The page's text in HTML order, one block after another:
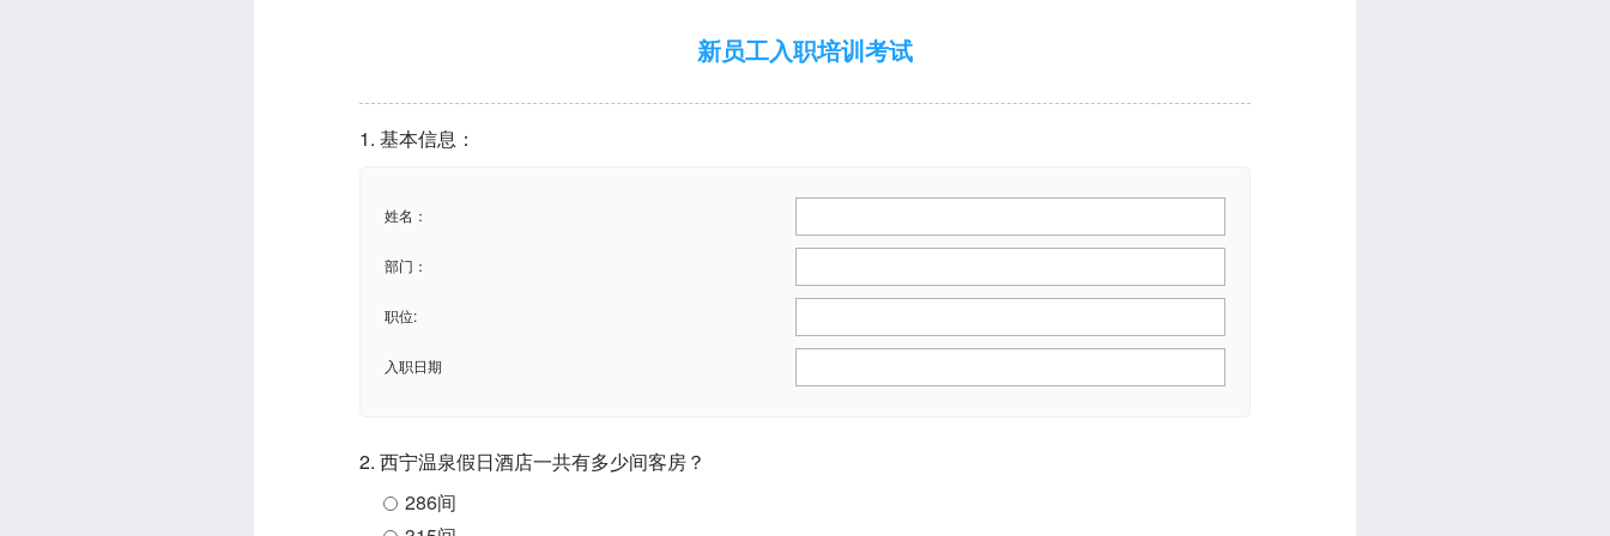
新员工入职培训考试
1. 基本信息：
姓名：
部门：
职位:
入职日期
2. 西宁温泉假日酒店一共有多少间客房？
286间